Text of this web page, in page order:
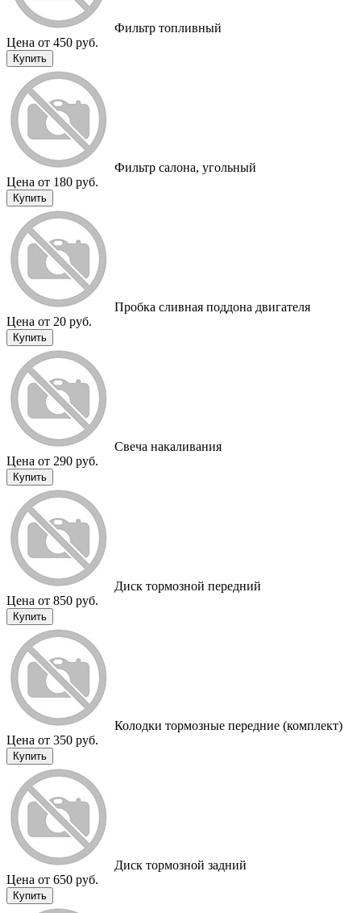
Фильтр топливный
Цена от 450 руб.
Купить
Фильтр салона, угольный
Цена от 180 руб.
Купить
Пробка сливная поддона двигателя
Цена от 20 руб.
Купить
Cвеча накаливания
Цена от 290 руб.
Купить
Диск тормозной передний
Цена от 850 руб.
Купить
Колодки тормозные передние (комплект)
Цена от 350 руб.
Купить
Диск тормозной задний
Цена от 650 руб.
Купить